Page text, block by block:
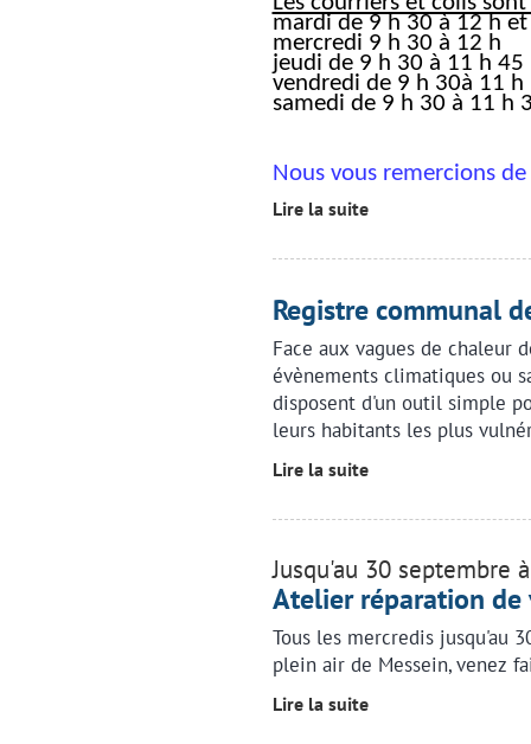
mardi de 9 h 30 à 12 h
mercredi 9 h 30 à 12 h
jeudi de 9 h 30 à 11 h 45
vendredi de 9 h 30à 11 h
samedi de 9 h 30 à 11 h
Nous vous remercions
Lire la suite
Registre communal
Face aux vagues de chaleur
évènements climatiques ou
disposent d'un outil simple
leurs habitants les plus
Lire la suite
Jusqu'au 30 septembre
Atelier réparation de
Tous les mercredis jusqu'au
plein air de Messein, venez
Lire la suite